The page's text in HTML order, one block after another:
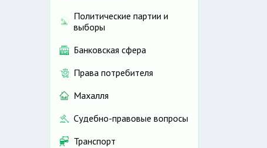
Политические партии и
выборы
Банковская сфера
Права потребителя
Махалля
Судебно-правовые вопросы
Транспорт